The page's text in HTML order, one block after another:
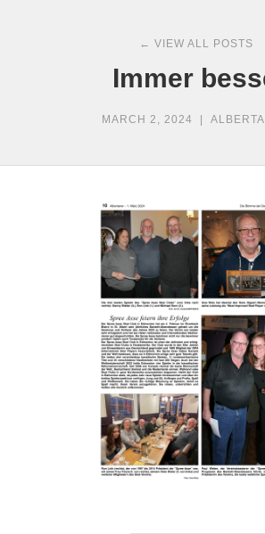
← VIEW ALL POSTS
Immer
MARCH 2, 2024